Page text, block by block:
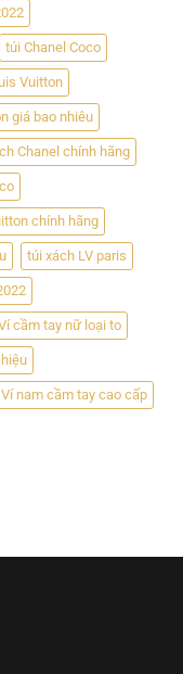
túi Chanel Coco
Vuitton
giá bao nhiêu
Chanel chính hãng
chính hãng
túi xách LV paris
cầm tay nữ loại to
Ví nam cầm tay cao cấp